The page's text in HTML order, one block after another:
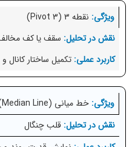
نقطه ۳ (Pivot 3)
سقف یا کف
تکمیل ساختار کانال
خط میانی (Median Line)
قلب چنگال